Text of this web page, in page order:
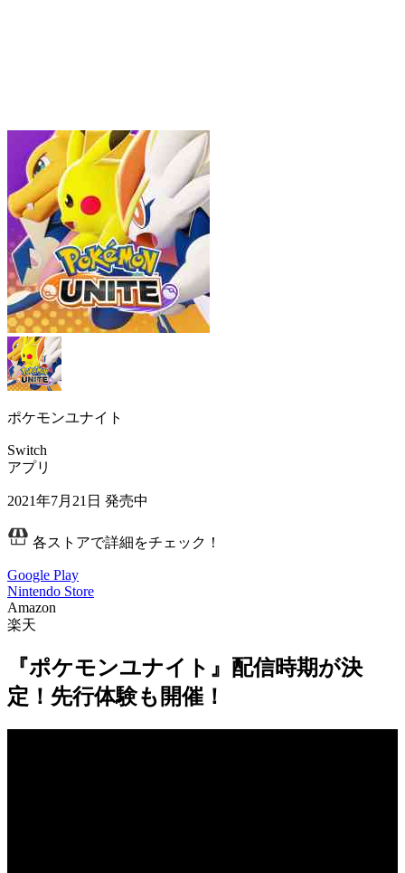
ポケモンユナイト
Switch
アプリ
2021年7月21日 発売中
各ストアで詳細をチェック！
Google Play
Nintendo Store
Amazon
楽天
『ポケモンユナイト』配信時期が決
定！先行体験も開催！